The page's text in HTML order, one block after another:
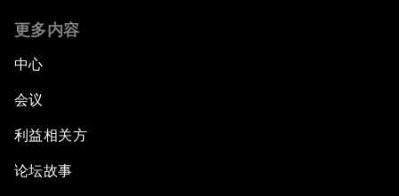
更多内容
中心
会议
利益相关方
论坛故事